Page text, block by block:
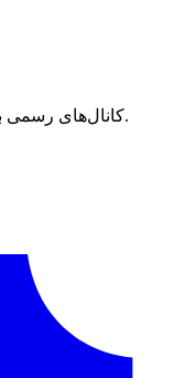
کانال‌های رسمی برای خبرهای فوری، کلیپ‌ها و تازه‌سازی‌ها.